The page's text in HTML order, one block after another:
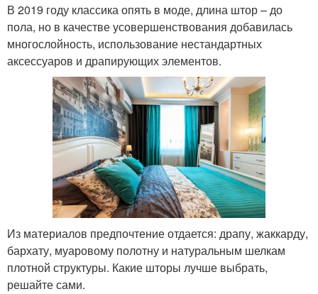
В 2019 году классика опять в моде, длина штор – до
пола, но в качестве усовершенствования добавилась
многослойность, использование нестандартных
аксессуаров и драпирующих элементов.
Из материалов предпочтение отдается: драпу, жаккарду,
бархату, муаровому полотну и натуральным шелкам
плотной структуры. Какие шторы лучше выбрать,
решайте сами.